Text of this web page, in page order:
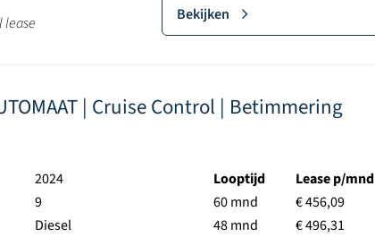
lease
Bekijken
| Cruise Control | Betimmering
2024
9
Diesel
Looptijd
60 mnd
48 mnd
Lease p/mnd
€ 456,09
€ 496,31